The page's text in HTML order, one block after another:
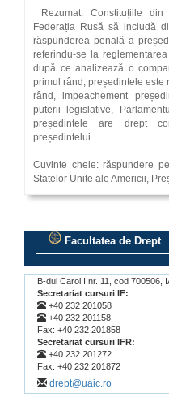
Rezumat: Constituțiile
Federația Rusă să includă
răspunderea penală a
referindu-se la
după ce analizează o
primul rând, președintele este
rând, impeachement
puterii legislative,
președintele are drept
președintelui.
Cuvinte cheie: răspundere
Statelor Unite ale Americii,
Facultatea de Drept
B-dul Carol I nr. 11, cod 700506,
Secretariat cursuri IF:
+40 232 201058
+40 232 201158
Fax: +40 232 201858
Secretariat cursuri IFR:
+40 232 201272
Fax: +40 232 201872
drept@uaic.ro